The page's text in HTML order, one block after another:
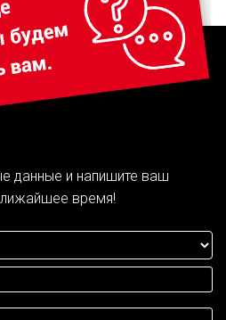
данные и напишите ваш
время!